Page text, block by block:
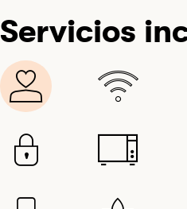
Servicios